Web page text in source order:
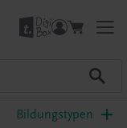
Bildungstypen